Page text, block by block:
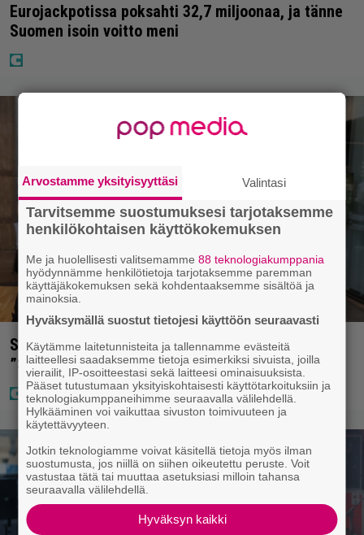
Eurojackpotissa poksahti 32,7 miljoonaa, ja tänne
Suomen isoin voitto meni
Sara ja Mikko Parikka etsivät uutta kotia –
”Seuraavaan kotiin tämmöinen”
Arvostamme yksityisyyttäsi Valintasi
Tarvitsemme suostumuksesi tarjotaksemme
henkilökohtaisen käyttökokemuksen
Me ja huolellisesti valitsemamme88 teknologiakumppania
hyödynnämme henkilötietoja tarjotaksemme paremman
käyttäjäkokemuksen sekä kohdentaaksemme sisältöä ja
mainoksia.
Hyväksymällä suostut tietojesi käyttöön seuraavasti
Käytämme laitetunnisteita ja tallennamme evästeitä
laitteellesi saadaksemme tietoja esimerkiksi sivuista, joilla
vierailit, IP-osoitteestasi sekä laitteesi ominaisuuksista.
Pääset tutustumaan yksityiskohtaisesti käyttötarkoituksiin ja
teknologiakumppaneihimme seuraavalla välilehdellä.
Hylkääminen voi vaikuttaa sivuston toimivuuteen ja
käytettävyyteen.
Jotkin teknologiamme voivat käsitellä tietoja myös ilman
suostumusta, jos niillä on siihen oikeutettu peruste. Voit
vastustaa tätä tai muuttaa asetuksiasi milloin tahansa
seuraavalla välilehdellä.
Hyväksyn kaikki